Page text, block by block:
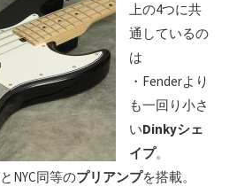
上の4つに共
通しているの
は
・Fenderより
も一回り小さ
いDinkyシェ
イプ。
とNYC同等のプリアンプを搭載。